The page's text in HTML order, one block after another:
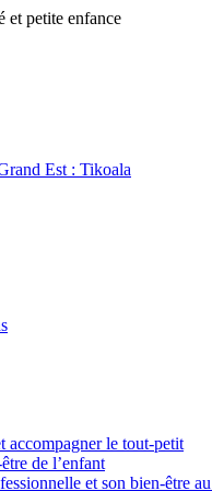
et petite enfance
accompagner le tout-petit
de l’enfant
et son bien-être